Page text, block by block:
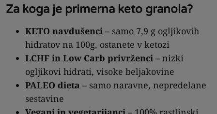
Za koga je primerna keto granola?
KETO navdušenci – samo 7,9 g ogljikovih
hidratov na 100g, ostanete v ketozi
LCHF in Low Carb privrženci – nizki
ogljikovi hidrati, visoke beljakovine
PALEO dieta – samo naravne, nepredelane
sestavine